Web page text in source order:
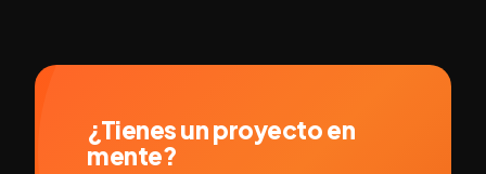
¿Tienes un proyecto en
mente?